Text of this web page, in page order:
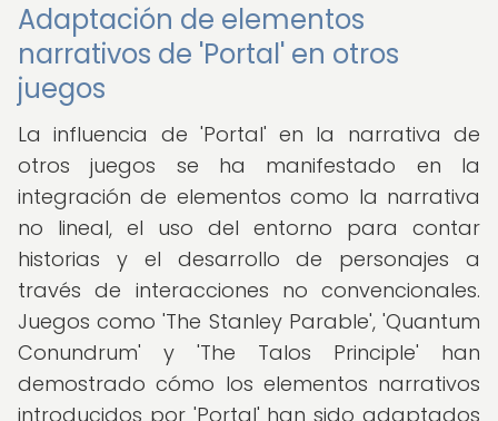
Adaptación de elementos
narrativos de 'Portal' en otros
juegos
La influencia de 'Portal' en la narrativa de
otros juegos se ha manifestado en la
integración de elementos como la narrativa
no lineal, el uso del entorno para contar
historias y el desarrollo de personajes a
través de interacciones no convencionales.
Juegos como 'The Stanley Parable', 'Quantum
Conundrum' y 'The Talos Principle' han
demostrado cómo los elementos narrativos
introducidos por 'Portal' han sido adaptados